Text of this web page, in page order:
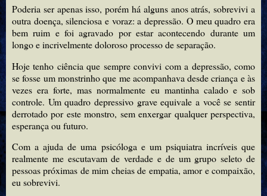
Poderia ser apenas isso, porém há alguns anos atrás, sobrevivi a
outra doença, silenciosa e voraz: a depressão. O meu quadro era
bem ruim e foi agravado por estar acontecendo durante um
longo e incrivelmente doloroso processo de separação.
Hoje tenho ciência que sempre convivi com a depressão, como
se fosse um monstrinho que me acompanhava desde criança e às
vezes era forte, mas normalmente eu mantinha calado e sob
controle. Um quadro depressivo grave equivale a você se sentir
derrotado por este monstro, sem enxergar qualquer perspectiva,
esperança ou futuro.
Com a ajuda de uma psicóloga e um psiquiatra incríveis que
realmente me escutavam de verdade e de um grupo seleto de
pessoas próximas de mim cheias de empatia, amor e compaixão,
eu sobrevivi.